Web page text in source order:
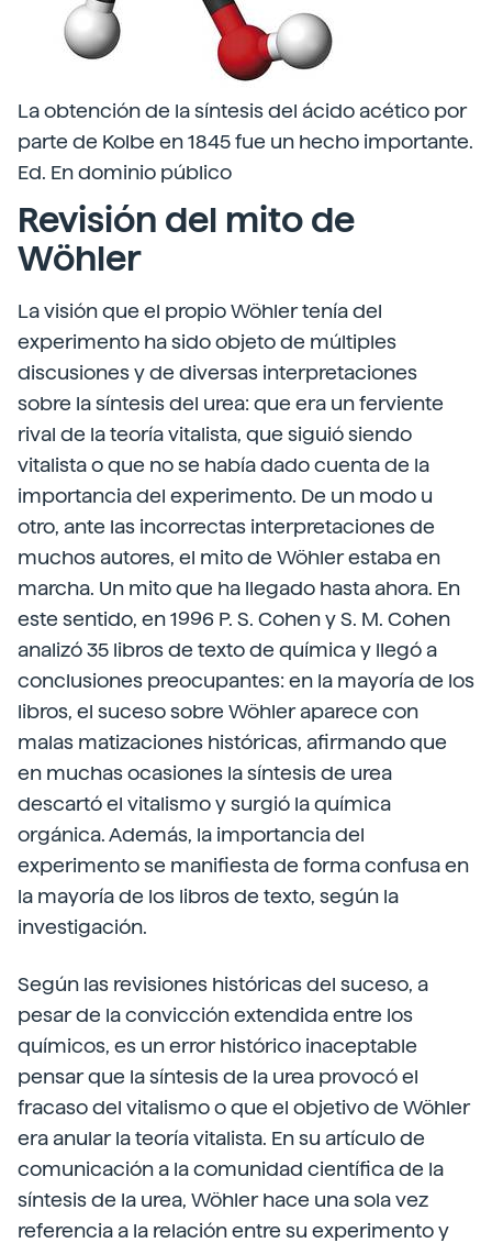
La obtención de la síntesis del ácido acético por
parte de Kolbe en 1845 fue un hecho importante.
Ed. En dominio público
Revisión del mito de
Wöhler
La visión que el propio Wöhler tenía del
experimento ha sido objeto de múltiples
discusiones y de diversas interpretaciones
sobre la síntesis del urea: que era un ferviente
rival de la teoría vitalista, que siguió siendo
vitalista o que no se había dado cuenta de la
importancia del experimento. De un modo u
otro, ante las incorrectas interpretaciones de
muchos autores, el mito de Wöhler estaba en
marcha. Un mito que ha llegado hasta ahora. En
este sentido, en 1996 P. S. Cohen y S. M. Cohen
analizó 35 libros de texto de química y llegó a
conclusiones preocupantes: en la mayoría de los
libros, el suceso sobre Wöhler aparece con
malas matizaciones históricas, afirmando que
en muchas ocasiones la síntesis de urea
descartó el vitalismo y surgió la química
orgánica. Además, la importancia del
experimento se manifiesta de forma confusa en
la mayoría de los libros de texto, según la
investigación.
Según las revisiones históricas del suceso, a
pesar de la convicción extendida entre los
químicos, es un error histórico inaceptable
pensar que la síntesis de la urea provocó el
fracaso del vitalismo o que el objetivo de Wöhler
era anular la teoría vitalista. En su artículo de
comunicación a la comunidad científica de la
síntesis de la urea, Wöhler hace una sola vez
referencia a la relación entre su experimento y